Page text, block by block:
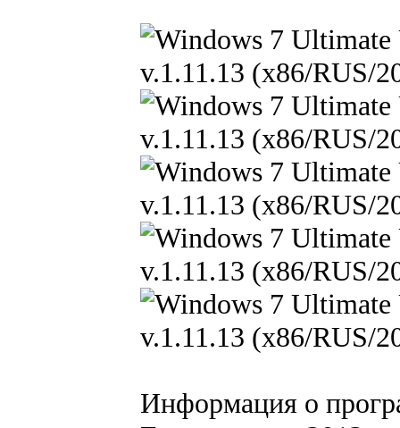
Информация о